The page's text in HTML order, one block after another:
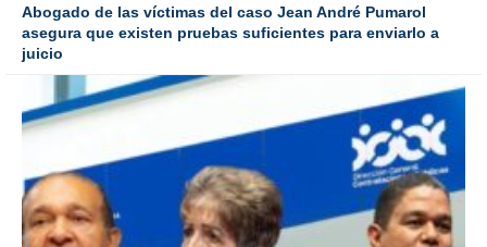
Abogado de las víctimas del caso Jean André Pumarol
asegura que existen pruebas suficientes para enviarlo a
juicio